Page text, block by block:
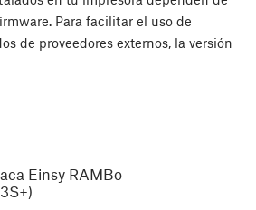
Para facilitar el uso de
de proveedores externos, la versión
Einsy RAMBo